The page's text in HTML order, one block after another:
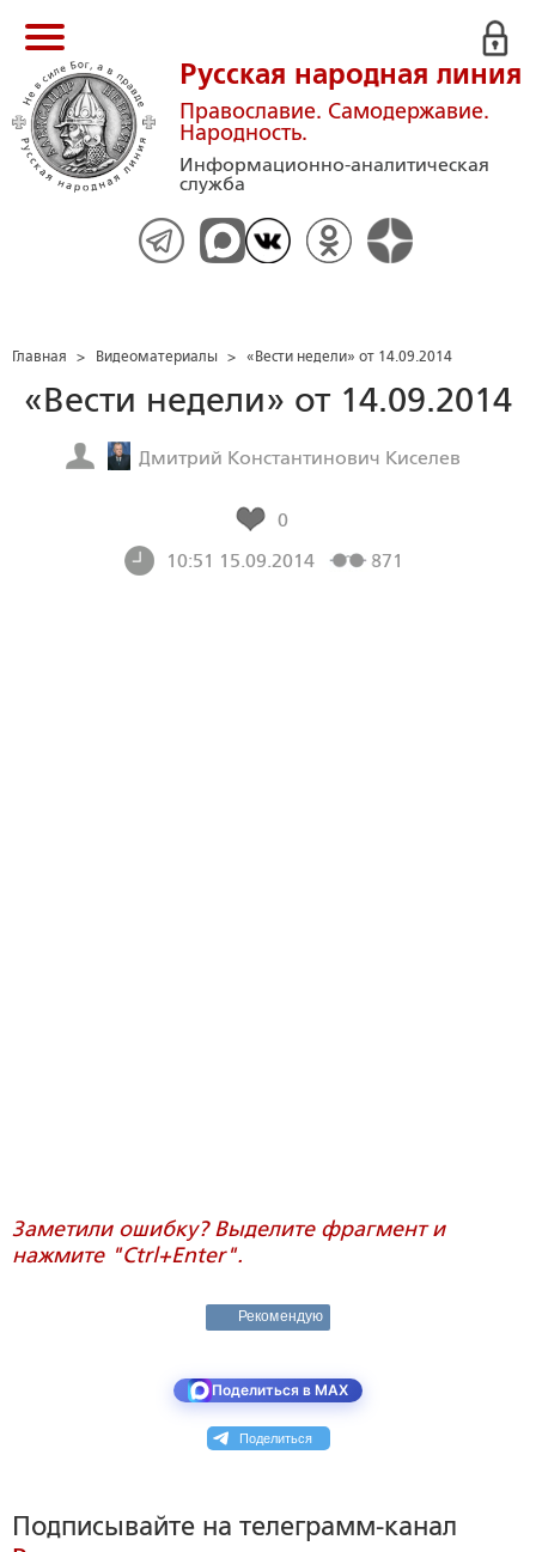
Русская народная линия
Православие. Самодержавие.
Народность.
Информационно-аналитическая
служба
Главная > Видеоматериалы > «Вести недели» от 14.09.2014
«Вести недели» от 14.09.2014
Дмитрий Константинович Киселев
0
10:51 15.09.2014
871
Заметили ошибку? Выделите фрагмент и
нажмите "Ctrl+Enter".
Рекомендую
Поделиться в MAX
Поделиться
Подписывайте на телеграмм-канал